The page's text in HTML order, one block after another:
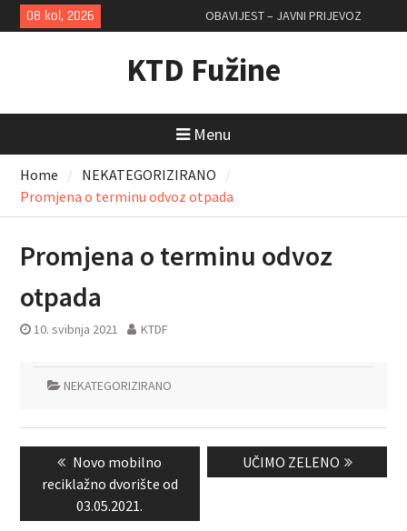
Skip
to
08 kol, 2026 OBAVIJEST – JAVNI PRIJEVOZ
KTD Fužine
Menu
Home
NEKATEGORIZIRANO
Promjena o terminu odvoz otpada
Promjena o terminu odvoz
otpada
10. svibnja 2021 KTDF
NEKATEGORIZIRANO
Navigacija
objava Previous
post:
Novo mobilno
reciklažno dvorište od
03.05.2021.
Next
post:
UČIMO ZELENO